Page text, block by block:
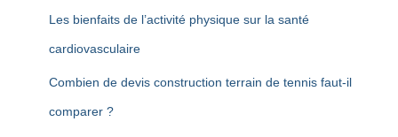
Les bienfaits de l’activité physique sur la santé
cardiovasculaire
Combien de devis construction terrain de tennis faut-il
comparer ?